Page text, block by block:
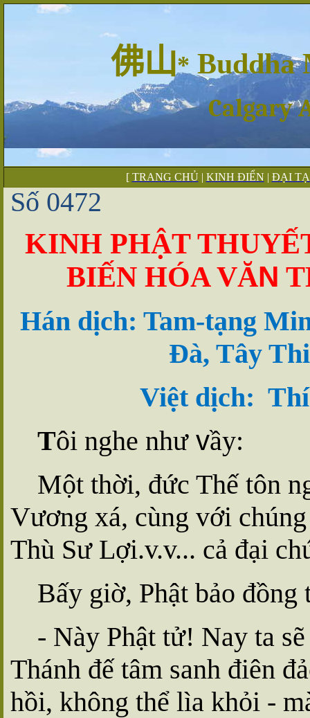
佛山* Buddha
Calgary
[ TRANG CHỦ | KINH ĐIỂN | ĐẠI
Số 0472
KINH PHẬT
BIẾN HÓA VĂN
Hán dịch: Tam-tạng
Ðà, Tây
Việt dịch:
Tôi nghe nhưvầy:
Một thời, đức Thế tôn
Vương xá, cùng với
Thù Sư Lợi.v.v... cả đại
Bấy giờ, Phật bảo
- Này Phật tử! Nay ta
Thánh đế tâm sanh điên
hồi, không thể lìa khỏi -